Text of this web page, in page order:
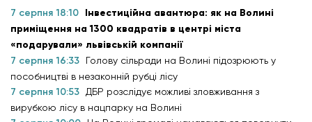
7 серпня 18:10 Інвестиційна авантюра: як на Волині
приміщення на 1300 квадратів в центрі міста
«подарували» львівській компанії
7 серпня 16:33
Голову сільради на Волині підозрюють у
пособництві в незаконній рубці лісу
7 серпня 10:53
ДБР розслідує можливі зловживання з
вирубкою лісу в нацпарку на Волині